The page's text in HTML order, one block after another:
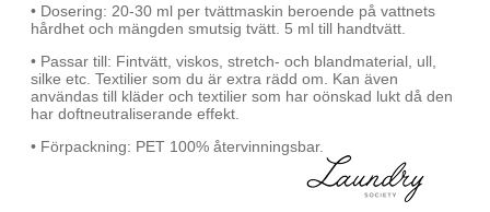
• Dosering: 20-30 ml per tvättmaskin beroende på vattnets
hårdhet och mängden smutsig tvätt. 5 ml till handtvätt.
• Passar till: Fintvätt, viskos, stretch- och blandmaterial, ull,
silke etc. Textilier som du är extra rädd om. Kan även
användas till kläder och textilier som har oönskad lukt då den
har doftneutraliserande effekt.
• Förpackning: PET 100% återvinningsbar.